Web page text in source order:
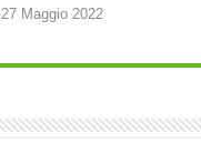
27 Maggio 2022